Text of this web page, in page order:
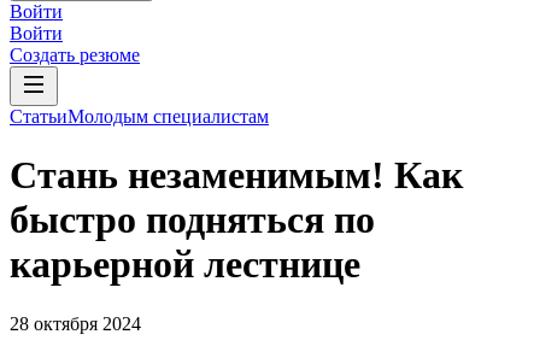
Войти
Войти
Создать резюме
СтатьиМолодым специалистам
Стань незаменимым! Как
быстро подняться по
карьерной лестнице
28 октября 2024